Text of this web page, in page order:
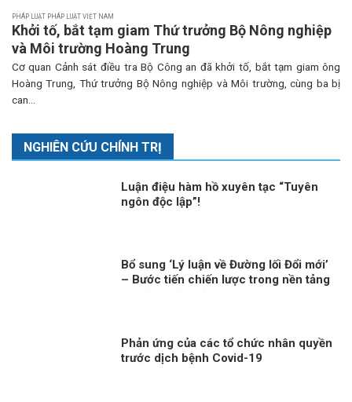
PHÁP LUẬT PHÁP LUẬT VIỆT NAM
Khởi tố, bắt tạm giam Thứ trưởng Bộ Nông nghiệp
và Môi trường Hoàng Trung
Cơ quan Cảnh sát điều tra Bộ Công an đã khởi tố, bắt tạm giam ông
Hoàng Trung, Thứ trưởng Bộ Nông nghiệp và Môi trường, cùng ba bị
can...
NGHIÊN CỨU CHÍNH TRỊ
Luận điệu hàm hồ xuyên tạc “Tuyên
ngôn độc lập”!
Bổ sung ‘Lý luận về Đường lối Đổi mới’
– Bước tiến chiến lược trong nền tảng
Phản ứng của các tổ chức nhân quyền
trước dịch bệnh Covid-19